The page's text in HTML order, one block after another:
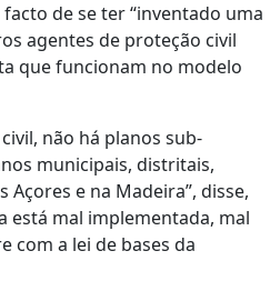
de se ter “inventado uma
agentes de proteção civil
que funcionam no modelo
não há planos sub-
municipais, distritais,
Açores e na Madeira”, disse,
está mal implementada, mal
com a lei de bases da